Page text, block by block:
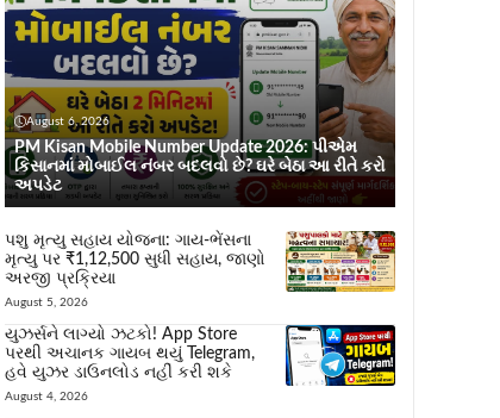
August 6, 2026
PM Kisan Mobile Number Update 2026: પીએમ
કિસાનમાં મોબાઈલ નંબર બદલવો છે? ઘરે બેઠા આ રીતે કરો
અપડેટ
પશુ મૃત્યુ સહાય યોજના: ગાય-ભેંસના
મૃત્યુ પર ₹1,12,500 સુધી સહાય, જાણો
અરજી પ્રક્રિયા
August 5, 2026
યુઝર્સને લાગ્યો ઝટકો! App Store
પરથી અચાનક ગાયબ થયું Telegram,
હવે યુઝર ડાઉનલોડ નહીં કરી શકે
August 4, 2026